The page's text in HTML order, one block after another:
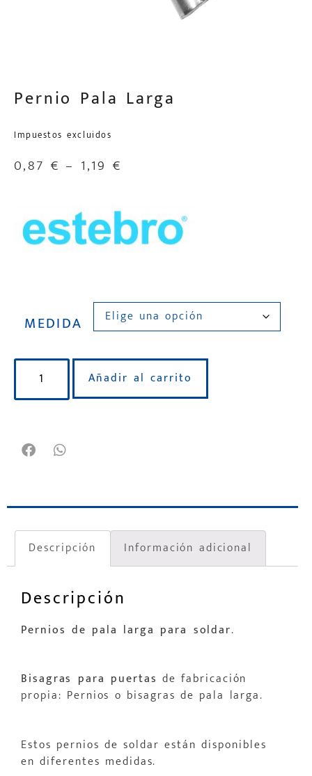
Pernio Pala Larga
Impuestos excluidos
0,87 € – 1,19 €
MEDIDA
Añadir al carrito
Descripción Información adicional
Descripción
Pernios de pala larga para soldar.
Bisagras para puertas de fabricación
propia: Pernios o bisagras de pala larga.
Estos pernios de soldar están disponibles
en diferentes medidas.